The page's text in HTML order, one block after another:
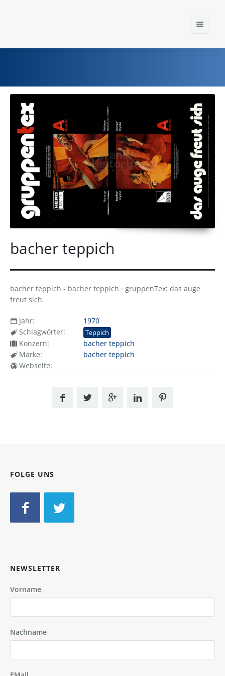
Home
Einst und Heute
Marken
Konzerne
Epoche
bacher teppich
bacher teppich - bacher teppich · gruppenTex: das auge
freut sich.
Jahr:
1970
Schlagwörter:
Teppich
Konzern:
bacher teppich
Marke:
bacher teppich
Webseite:
FOLGE UNS
NEWSLETTER
Vorname
Nachname